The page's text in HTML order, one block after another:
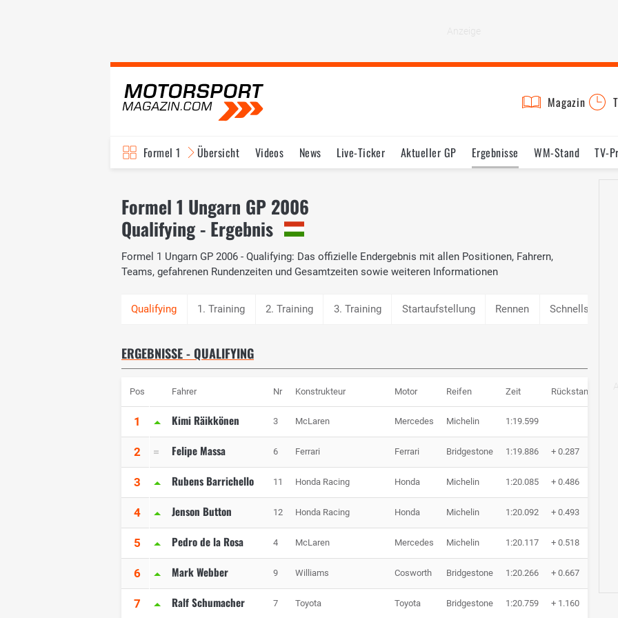
Magazin
Formel 1 Übersicht Videos News Live-Ticker Aktueller GP Ergebnisse WM-Stand TV-
Formel 1 Ungarn GP 2006
Qualifying - Ergebnis
Formel 1 Ungarn GP 2006 - Qualifying: Das offizielle Endergebnis mit allen Positionen, Fahrern,
Teams, gefahrenen Rundenzeiten und Gesamtzeiten sowie weiteren Informationen
1. Training 2. Training 3. Training Startaufstellung Rennen Schnellste
ERGEBNISSE - QUALIFYING
Pos Fahrer Nr Konstrukteur Motor Reifen Zeit Rückstand
1 Kimi Räikkönen 3 McLaren Mercedes Michelin 1:19.599
2 Felipe Massa 6 Ferrari Ferrari Bridgestone 1:19.886 + 0.287
3 Rubens Barrichello 11 Honda Racing Honda Michelin 1:20.085 + 0.486
4 Jenson Button 12 Honda Racing Honda Michelin 1:20.092 + 0.493
5 Pedro de la Rosa 4 McLaren Mercedes Michelin 1:20.117 + 0.518
6 Mark Webber 9 Williams Cosworth Bridgestone 1:20.266 + 0.667
7 Ralf Schumacher 7 Toyota Toyota Bridgestone 1:20.759 + 1.160